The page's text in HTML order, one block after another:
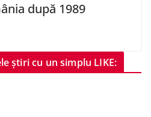
după 1989
știri cu un simplu LIKE: